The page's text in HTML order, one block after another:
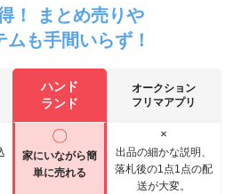
！ まとめ売りや
ムも手間いらず！
ハンド
ランド
オークション
フリマアプリ
〇
家にいながら簡
単に売れる
×
出品の細かな説明、
落札後の1点1点の配
送が大変。